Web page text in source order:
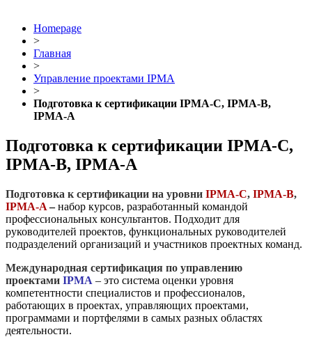
Homepage
>
Главная
>
Управление проектами IPMA
>
Подготовка к сертификации IPMA-C, IPMA-B,
IPMA-A
Подготовка к сертификации IPMA-C,
IPMA-B, IPMA-A
Подготовка к сертификации на уровни IPMA-C, IPMA-B,
IPMA-A –набор курсов, разработанный командой
профессиональных консультантов. Подходит для
руководителей проектов, функциональных руководителей
подразделений организаций и участников проектных команд.
Международная сертификация по управлению
проектами IPMA – это система оценки уровня
компетентности специалистов и профессионалов,
работающих в проектах, управляющих проектами,
программами и портфелями в самых разных областях
деятельности.